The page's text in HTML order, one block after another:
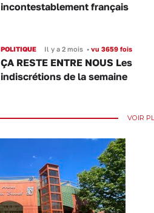
incontestablement français
POLITIQUE Il y a 2 mois •vu 3659 fois
ÇA RESTE ENTRE NOUS Les
indiscrétions de la semaine
VOIR